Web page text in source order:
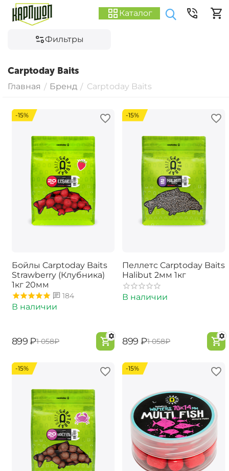
Каталог
Фильтры
Carptoday Baits
Главная / Бренд / Carptoday Baits
-15%
Бойлы Carptoday Baits
Strawberry (Клубника)
1кг 20мм
184
В наличии
‍899‍ ₽‍1 058‍₽
-15%
Пеллетс Carptoday Baits
Halibut 2мм 1кг
В наличии
‍899‍ ₽‍1 058‍₽
-15% -15%